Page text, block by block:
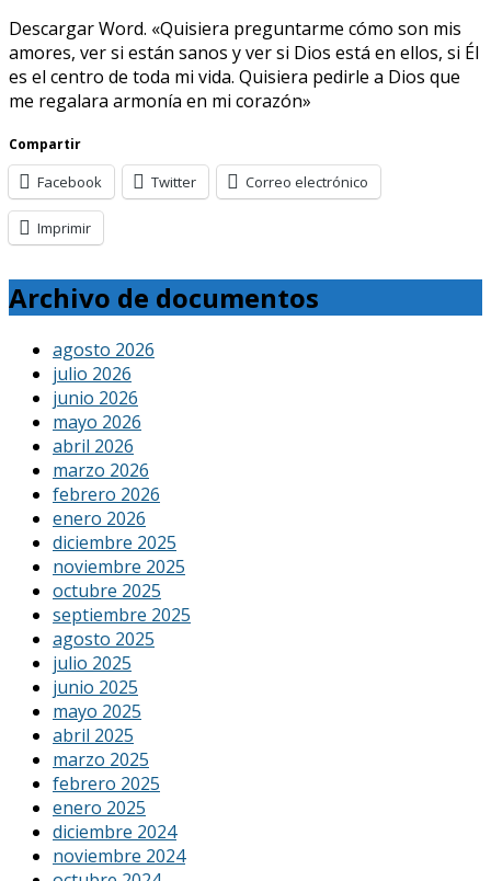
Descargar Word. «Quisiera preguntarme cómo son mis
amores, ver si están sanos y ver si Dios está en ellos, si Él
es el centro de toda mi vida. Quisiera pedirle a Dios que
me regalara armonía en mi corazón»
Compartir
Facebook Twitter Correo electrónico
Imprimir
Archivo de documentos
agosto 2026
julio 2026
junio 2026
mayo 2026
abril 2026
marzo 2026
febrero 2026
enero 2026
diciembre 2025
noviembre 2025
octubre 2025
septiembre 2025
agosto 2025
julio 2025
junio 2025
mayo 2025
abril 2025
marzo 2025
febrero 2025
enero 2025
diciembre 2024
noviembre 2024